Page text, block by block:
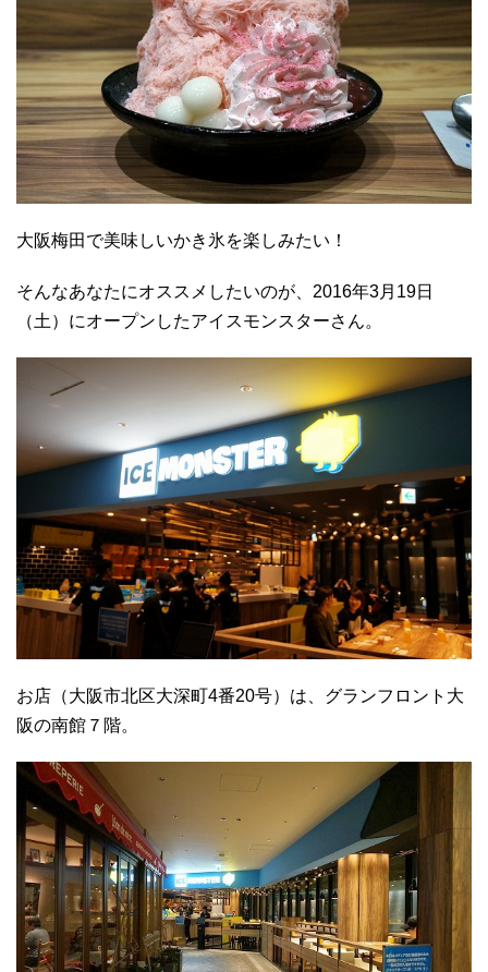
大阪梅田で美味しいかき氷を楽しみたい！
そんなあなたにオススメしたいのが、2016年3月19日
（土）にオープンしたアイスモンスターさん。
お店（大阪市北区大深町4番20号）は、グランフロント大
阪の南館７階。